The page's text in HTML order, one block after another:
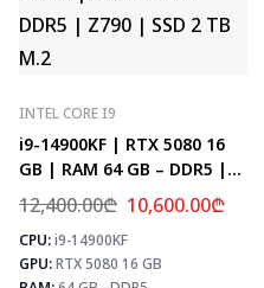
INTEL CORE I9
i9-14900KF | RTX 5080 16
GB | RAM 64 GB – DDR5 |
Z790 | SSD 2 TB M.2
12,400.00₾ 10,600.00₾
CPU:i9-14900KF
GPU:RTX 5080 16 GB